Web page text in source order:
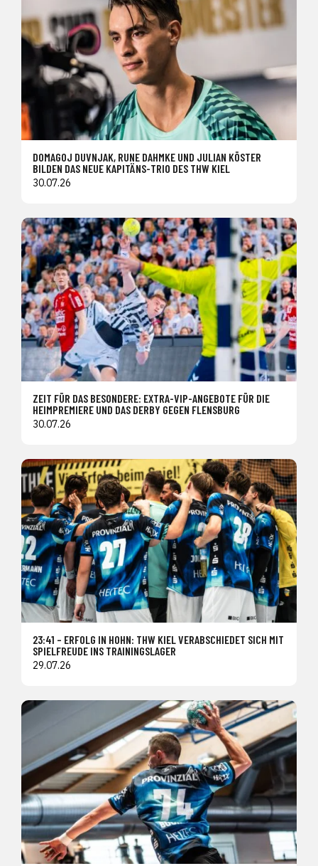
DOMAGOJ DUVNJAK, RUNE DAHMKE UND JULIAN KÖSTER
BILDEN DAS NEUE KAPITÄNS-TRIO DES THW KIEL
30.07.26
ZEIT FÜR DAS BESONDERE: EXTRA-VIP-ANGEBOTE FÜR DIE
HEIMPREMIERE UND DAS DERBY GEGEN FLENSBURG
30.07.26
23:41 – ERFOLG IN HOHN: THW KIEL VERABSCHIEDET SICH MIT
SPIELFREUDE INS TRAININGSLAGER
29.07.26